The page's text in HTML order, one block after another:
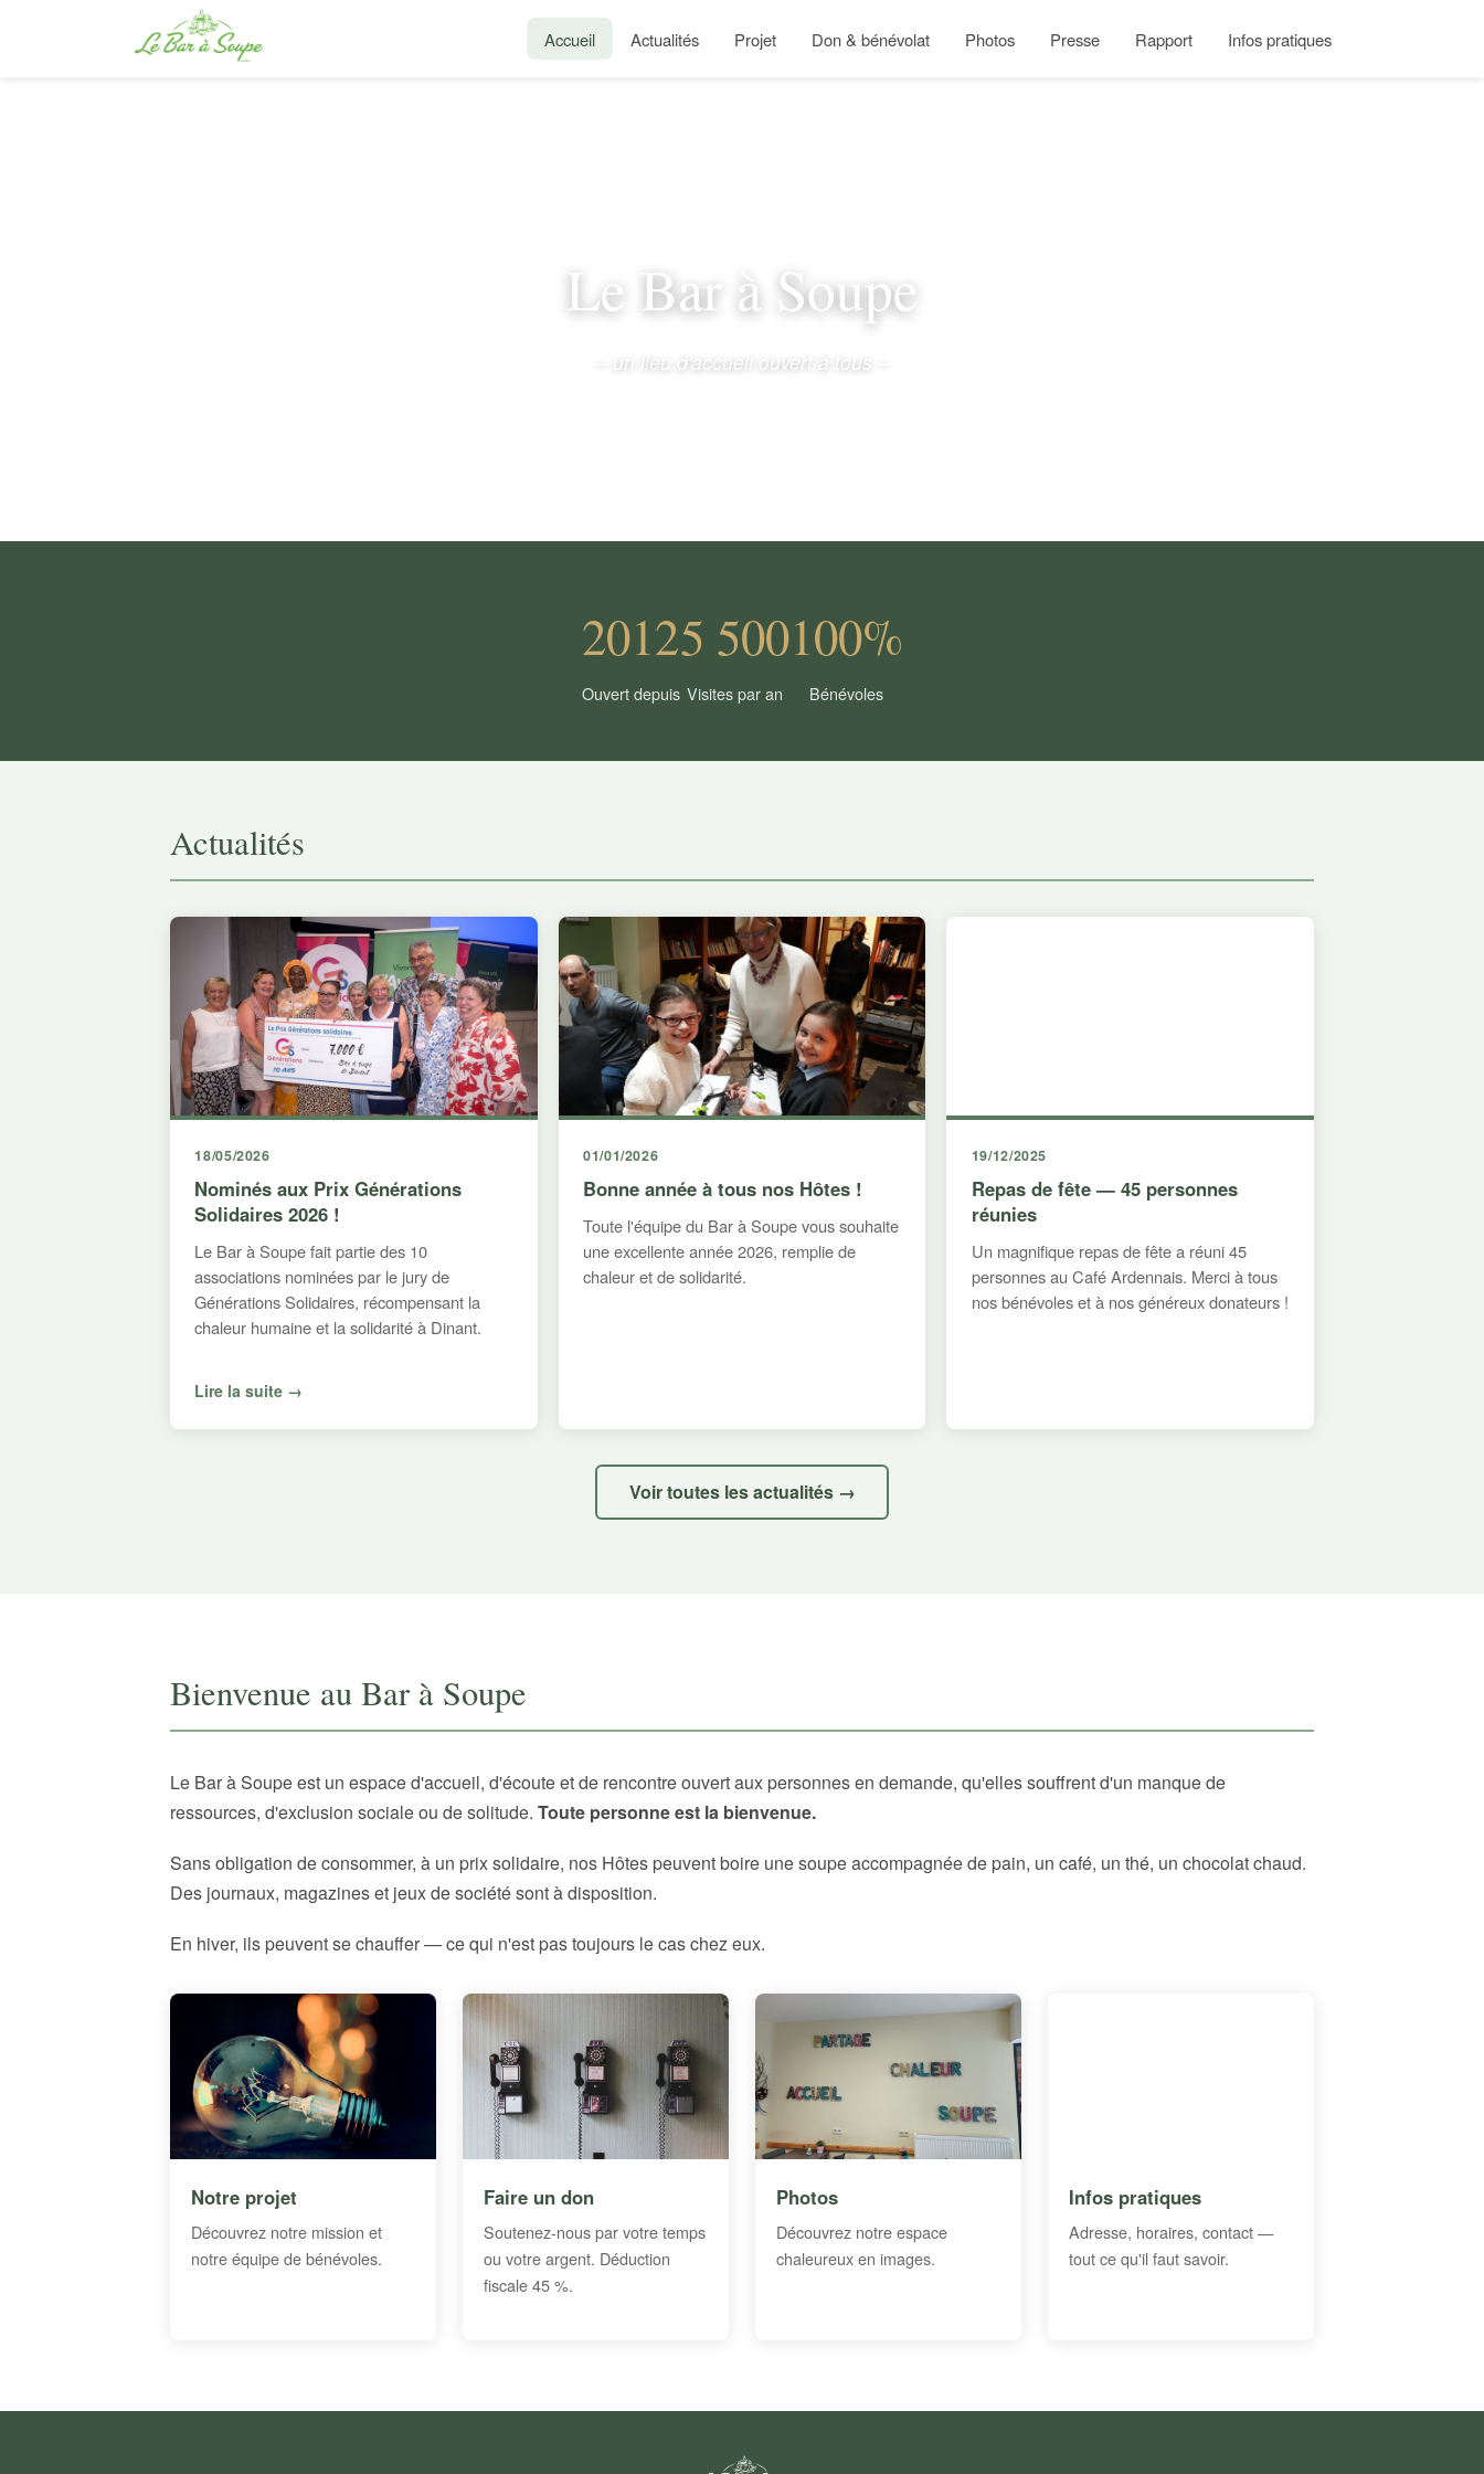
Accueil Actualités Projet Don & bénévolat Photos Presse Rapport Infos pratiques
Le Bar à Soupe
– un lieu d'accueil ouvert à tous –
2012
Ouvert depuis
5 500
Visites par an
100%
Bénévoles
Actualités
18/05/2026
Nominés aux Prix Générations
Solidaires 2026 !
Le Bar à Soupe fait partie des 10
associations nominées par le jury de
Générations Solidaires, récompensant la
chaleur humaine et la solidarité à Dinant.
Lire la suite →
01/01/2026
Bonne année à tous nos Hôtes !
Toute l'équipe du Bar à Soupe vous souhaite
une excellente année 2026, remplie de
chaleur et de solidarité.
19/12/2025
Repas de fête — 45 personnes
réunies
Un magnifique repas de fête a réuni 45
personnes au Café Ardennais. Merci à tous
nos bénévoles et à nos généreux donateurs !
Voir toutes les actualités →
Bienvenue au Bar à Soupe
Le Bar à Soupe est un espace d'accueil, d'écoute et de rencontre ouvert aux personnes en demande, qu'elles souffrent d'un manque de
ressources, d'exclusion sociale ou de solitude. Toute personne est la bienvenue.
Sans obligation de consommer, à un prix solidaire, nos Hôtes peuvent boire une soupe accompagnée de pain, un café, un thé, un chocolat chaud.
Des journaux, magazines et jeux de société sont à disposition.
En hiver, ils peuvent se chauffer — ce qui n'est pas toujours le cas chez eux.
Notre projet
Découvrez notre mission et
notre équipe de bénévoles.
Faire un don
Soutenez-nous par votre temps
ou votre argent. Déduction
fiscale 45 %.
Photos
Découvrez notre espace
chaleureux en images.
Infos pratiques
Adresse, horaires, contact —
tout ce qu'il faut savoir.